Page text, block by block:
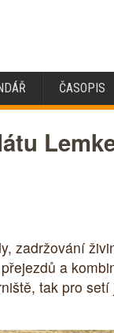
ČASOPIS
zadržování
a
tak pro